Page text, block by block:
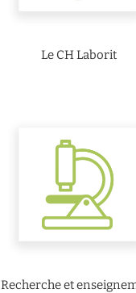
Le CH Laborit
Recherche et